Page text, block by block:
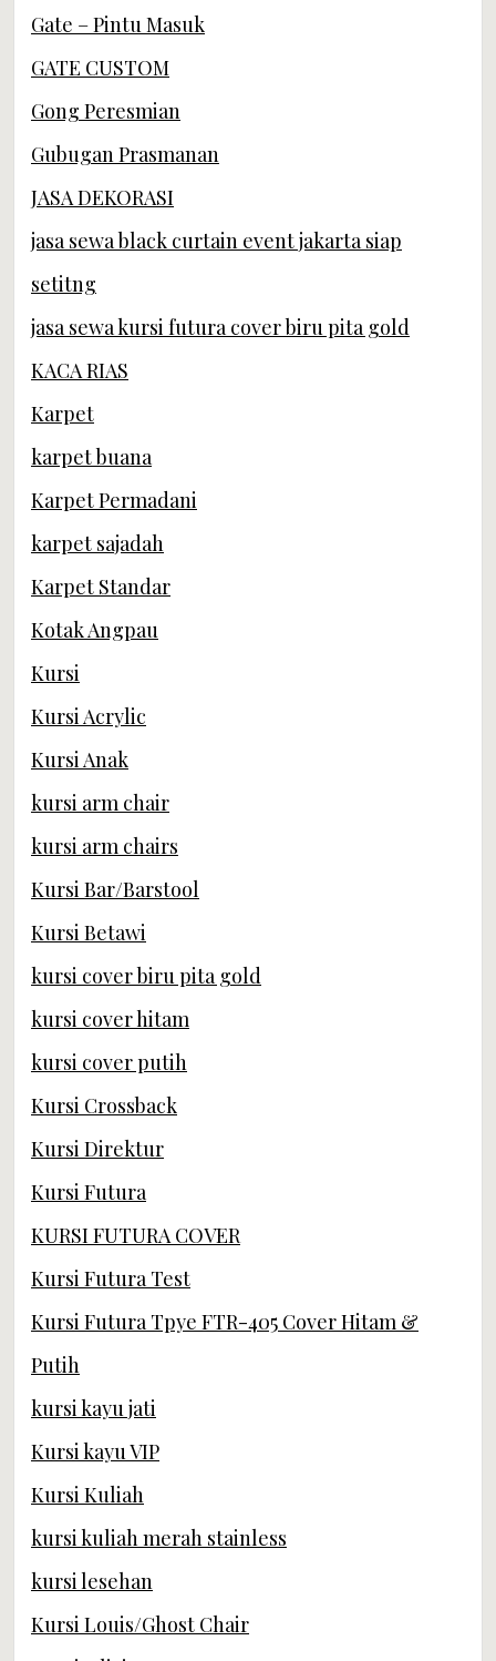
Gate – Pintu Masuk
GATE CUSTOM
Gong Peresmian
Gubugan Prasmanan
JASA DEKORASI
jasa sewa black curtain event jakarta siap
setitng
jasa sewa kursi futura cover biru pita gold
KACA RIAS
Karpet
karpet buana
Karpet Permadani
karpet sajadah
Karpet Standar
Kotak Angpau
Kursi
Kursi Acrylic
Kursi Anak
kursi arm chair
kursi arm chairs
Kursi Bar/Barstool
Kursi Betawi
kursi cover biru pita gold
kursi cover hitam
kursi cover putih
Kursi Crossback
Kursi Direktur
Kursi Futura
KURSI FUTURA COVER
Kursi Futura Test
Kursi Futura Tpye FTR-405 Cover Hitam &
Putih
kursi kayu jati
Kursi kayu VIP
Kursi Kuliah
kursi kuliah merah stainless
kursi lesehan
Kursi Louis/Ghost Chair